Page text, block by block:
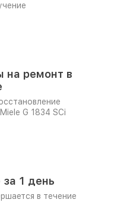
ремонт в
G 1834 SCi
1 день
в течение